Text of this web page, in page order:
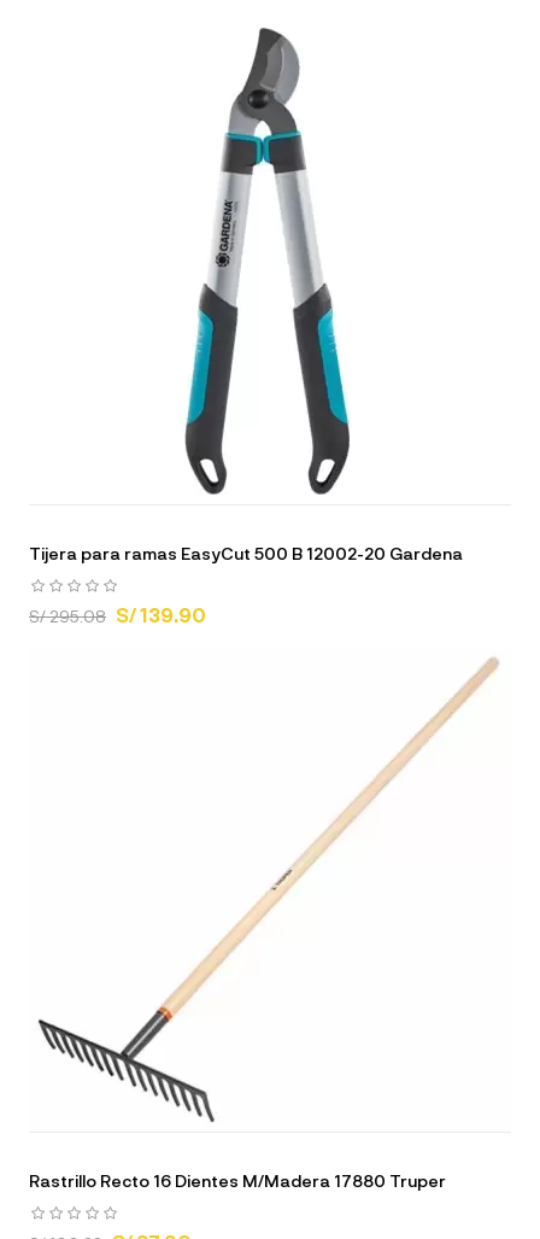
Tijera para ramas EasyCut 500 B 12002-20 Gardena
S/ 295.08 S/ 139.90
Rastrillo Recto 16 Dientes M/Madera 17880 Truper